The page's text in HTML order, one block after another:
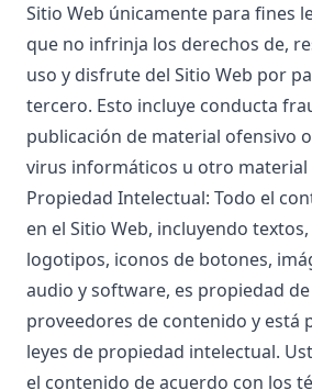
Sitio Web únicamente para fines
que no infrinja los derechos de,
uso y disfrute del Sitio Web por
tercero. Esto incluye conducta
publicación de material ofensivo
virus informáticos u otro material
Propiedad Intelectual: Todo el
en el Sitio Web, incluyendo
logotipos, iconos de botones,
audio y software, es propiedad de
proveedores de contenido y está
leyes de propiedad intelectual.
el contenido de acuerdo con los